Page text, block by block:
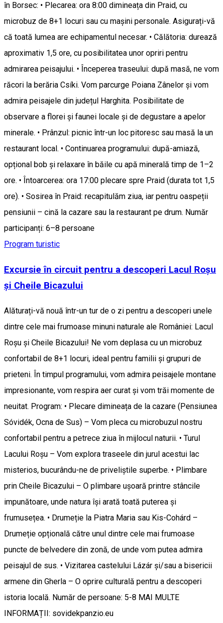
în Borsec: • Plecarea: ora 8:00 dimineața din Praid, cu
microbuz de 8+1 locuri sau cu mașini personale. Asigurați-vă
că toată lumea are echipamentul necesar. • Călătoria: durează
aproximativ 1,5 ore, cu posibilitatea unor opriri pentru
admirarea peisajului. • Începerea traseului: după masă, ne vom
răcori la berăria Csíki. Vom parcurge Poiana Zânelor și vom
admira peisajele din județul Harghita. Posibilitate de
observare a florei și faunei locale și de degustare a apelor
minerale. • Prânzul: picnic într-un loc pitoresc sau masă la un
restaurant local. • Continuarea programului: după-amiază,
opțional bob și relaxare în băile cu apă minerală timp de 1–2
ore. • Întoarcerea: ora 17:00 plecare spre Praid (durata tot 1,5
ore). • Sosirea în Praid: recapitulăm ziua, iar pentru oaspeții
pensiunii – cină la cazare sau la restaurant pe drum. Număr
participanți: 6–8 persoane
Program turistic
Excursie în circuit pentru a descoperi Lacul Roșu
și Cheile Bicazului
Alăturați-vă nouă într-un tur de o zi pentru a descoperi unele
dintre cele mai frumoase minuni naturale ale României: Lacul
Roșu și Cheile Bicazului! Ne vom deplasa cu un microbuz
confortabil de 8+1 locuri, ideal pentru familii și grupuri de
prieteni. În timpul programului, vom admira peisajele montane
impresionante, vom respira aer curat și vom trăi momente de
neuitat. Program: • Plecare dimineața de la cazare (Pensiunea
Sóvidék, Ocna de Sus) – Vom pleca cu microbuzul nostru
confortabil pentru a petrece ziua în mijlocul naturii. • Turul
Lacului Roșu – Vom explora traseele din jurul acestui lac
misterios, bucurându-ne de priveliștile superbe. • Plimbare
prin Cheile Bicazului – O plimbare ușoară printre stâncile
impunătoare, unde natura își arată toată puterea și
frumusețea. • Drumeție la Piatra Maria sau Kis-Cohárd –
Drumeție opțională către unul dintre cele mai frumoase
puncte de belvedere din zonă, de unde vom putea admira
peisajul de sus. • Vizitarea castelului Lázár și/sau a bisericii
armene din Gherla – O oprire culturală pentru a descoperi
istoria locală. Număr de persoane: 5-8 MAI MULTE
INFORMAȚII: sovidekpanzio.eu